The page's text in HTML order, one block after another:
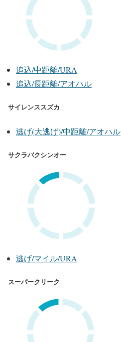
追込/中距離/URA
追込/長距離/アオハル
サイレンススズカ
逃げ(大逃げ)/中距離/アオハル
サクラバクシンオー
逃げ/マイル/URA
スーパークリーク